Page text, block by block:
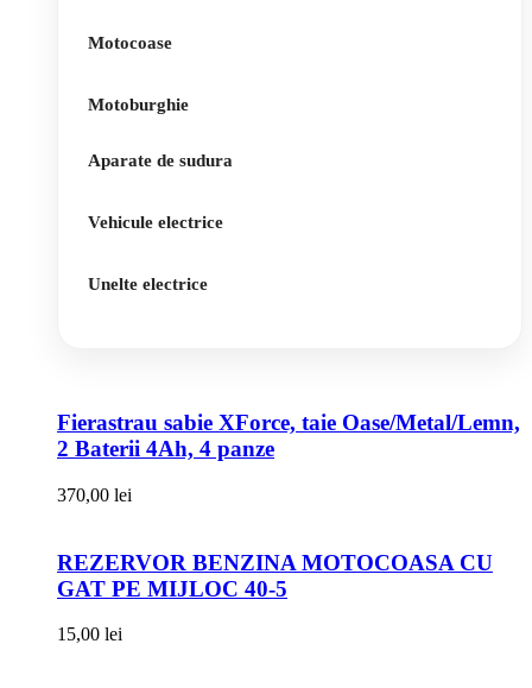
Motocoase
Motoburghie
Aparate de sudura
Vehicule electrice
Unelte electrice
Fierastrau sabie XForce, taie Oase/Metal/Lemn,
2 Baterii 4Ah, 4 panze
370,00 lei
REZERVOR BENZINA MOTOCOASA CU
GAT PE MIJLOC 40-5
15,00 lei